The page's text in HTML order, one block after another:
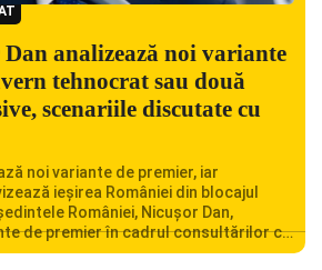
analizează noi variante
tehnocrat sau două
scenariile discutate cu
noi variante de premier, iar
ieșirea României din blocajul
României, Nicușor Dan,
de premier în cadrul consultărilor cu
vorbește despre scenariul unui